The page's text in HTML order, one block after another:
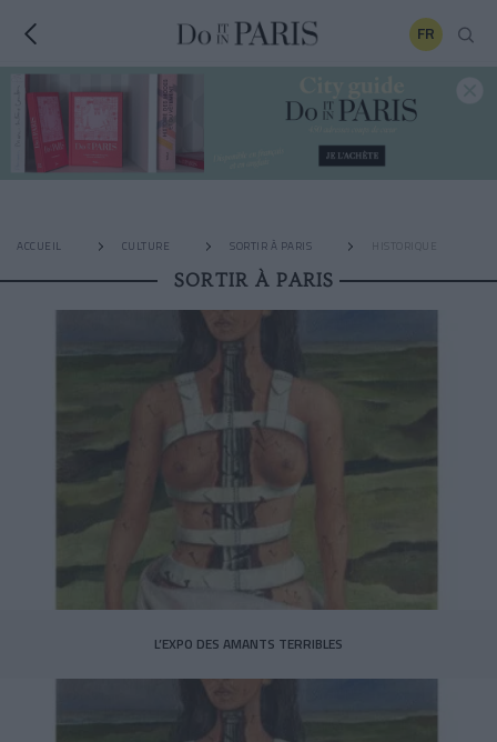
FR
ACCUEIL CULTURE SORTIR À PARIS HISTORIQUE
SORTIR À PARIS
L’EXPO DES AMANTS TERRIBLES